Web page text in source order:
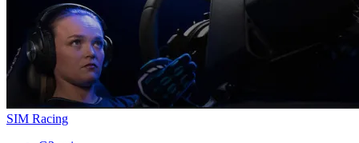
SIM Racing